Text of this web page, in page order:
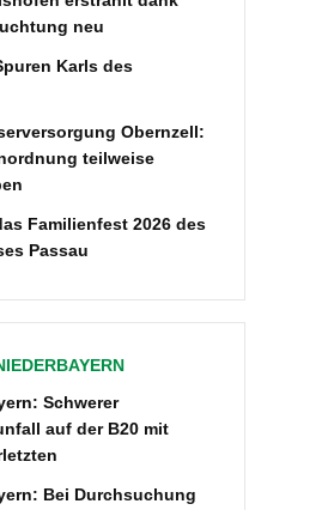
neu
Karls des
Obernzell:
teilweise
Familienfest 2026 des
Passau
Schwerer
auf der B20 mit
Bei Durchsuchung